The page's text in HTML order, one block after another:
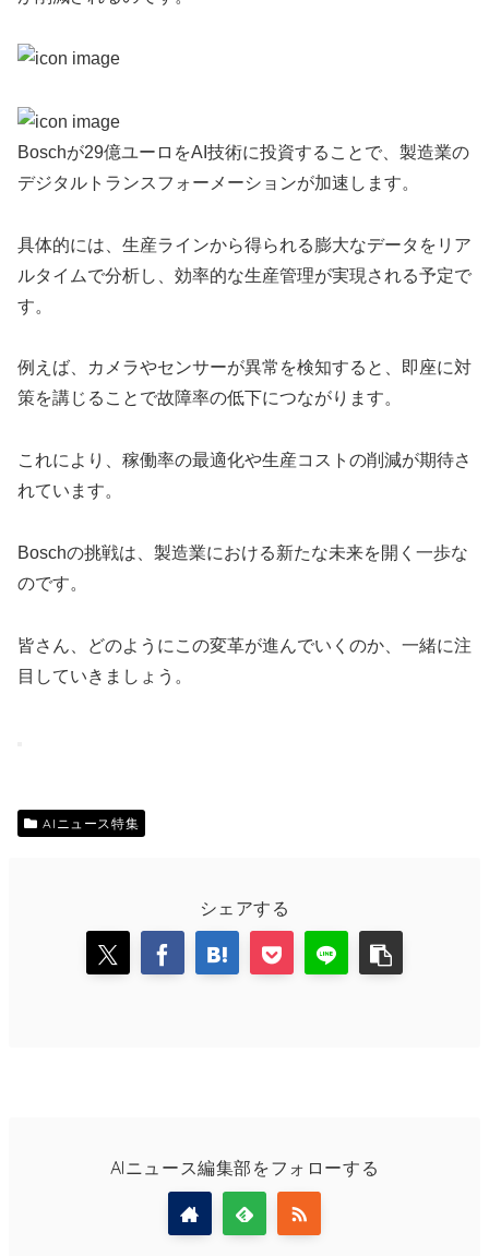
Boschが29億ユーロをAI技術に投資することで、製造業の
デジタルトランスフォーメーションが加速します。
具体的には、生産ラインから得られる膨大なデータをリア
ルタイムで分析し、効率的な生産管理が実現される予定で
す。
例えば、カメラやセンサーが異常を検知すると、即座に対
策を講じることで故障率の低下につながります。
これにより、稼働率の最適化や生産コストの削減が期待さ
れています。
Boschの挑戦は、製造業における新たな未来を開く一歩な
のです。
皆さん、どのようにこの変革が進んでいくのか、一緒に注
目していきましょう。
AIニュース特集
シェアする
AIニュース編集部をフォローする